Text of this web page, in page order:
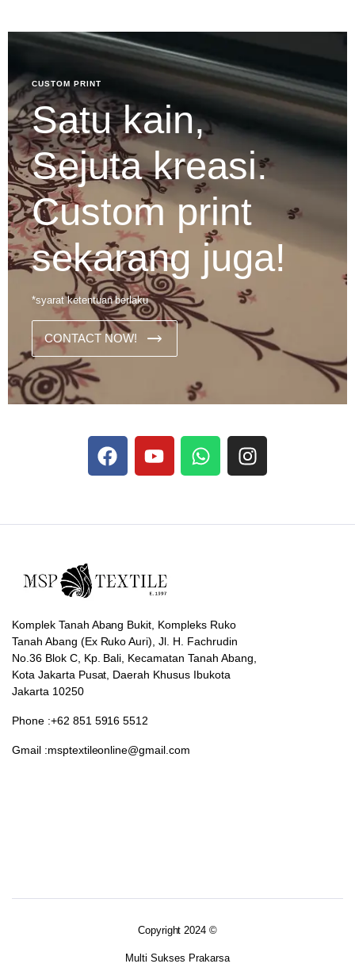
CUSTOM PRINT
Satu kain,
Sejuta kreasi.
Custom print
sekarang juga!
*syarat ketentuan berlaku
CONTACT NOW!
francophones.
Komplek Tanah Abang Bukit, Kompleks Ruko
Tanah Abang (Ex Ruko Auri), Jl. H. Fachrudin
No.36 Blok C, Kp. Bali, Kecamatan Tanah Abang,
Kota Jakarta Pusat, Daerah Khusus Ibukota
Jakarta 10250
Phone :+62 851 5916 5512
Gmail :msptextileonline@gmail.com
Copyright 2024 ©
Multi Sukses Prakarsa